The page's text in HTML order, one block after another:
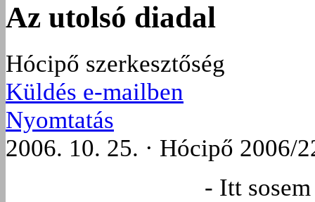
Az utolsó diadal
Hócipő szerkesztőség
Küldés e-mailben
Nyomtatás
2006. 10. 25. · Hócipő 2006/
- Itt